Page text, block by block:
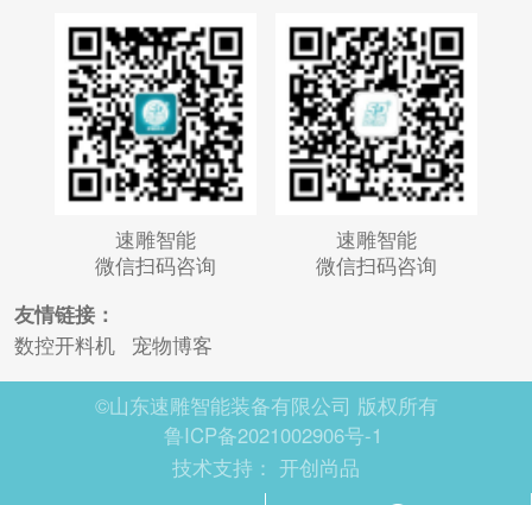
速雕智能
微信扫码咨询
速雕智能
微信扫码咨询
友情链接：
数控开料机
宠物博客
©山东速雕智能装备有限公司 版权所有
鲁ICP备2021002906号-1
技术支持： 开创尚品